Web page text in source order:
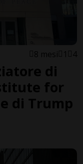
8 mesi 1 4
di
for
di Trump